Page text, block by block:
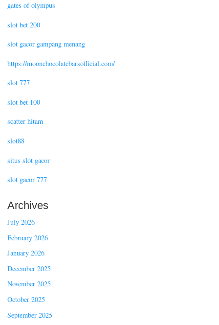
gates of olympus
slot bet 200
slot gacor gampang menang
https://moonchocolatebarsofficial.com/
slot 777
slot bet 100
scatter hitam
slot88
situs slot gacor
slot gacor 777
Archives
July 2026
February 2026
January 2026
December 2025
November 2025
October 2025
September 2025